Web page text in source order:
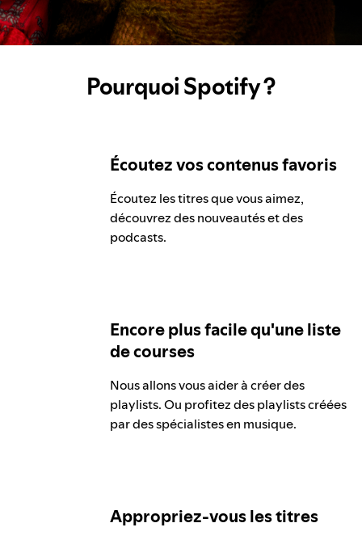
Pourquoi Spotify ?
Écoutez vos contenus favoris
Écoutez les titres que vous aimez,
découvrez des nouveautés et des
podcasts.
Encore plus facile qu'une liste
de courses
Nous allons vous aider à créer des
playlists. Ou profitez des playlists créées
par des spécialistes en musique.
Appropriez-vous les titres